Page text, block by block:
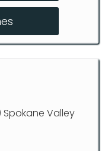
DOL
Spokane Valley